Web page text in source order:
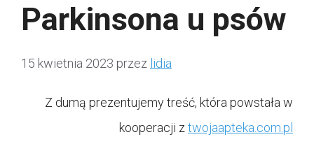
Parkinsona u psów
15 kwietnia 2023 przez lidia
Z dumą prezentujemy treść, która powstała w
kooperacji z twojaapteka.com.pl